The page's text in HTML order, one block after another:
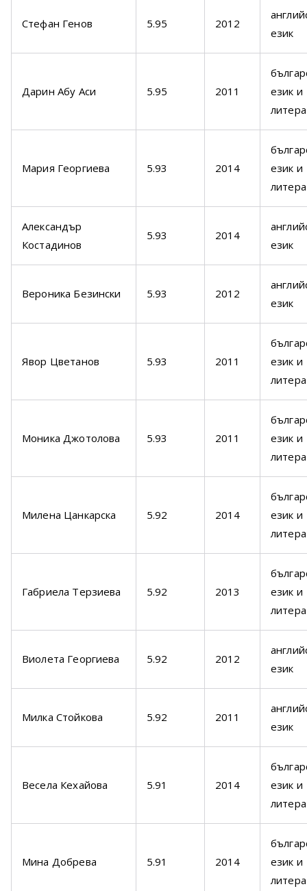
Стефан Генов 5.95 2012
език
Дарин Абу Аси 5.95 2011
език и
Мария Георгиева 5.93 2014
език и
Александър
Костадинов
5.93 2014
език
Вероника Безински 5.93 2012
език
Явор Цветанов 5.93 2011
език и
Моника Джотолова 5.93 2011
език и
Милена Цанкарска 5.92 2014
език и
Габриела Терзиева 5.92 2013
език и
Виолета Георгиева 5.92 2012
език
Милка Стойкова 5.92 2011
език
Весела Кехайова 5.91 2014
език и
Мина Добрева 5.91 2014
език и